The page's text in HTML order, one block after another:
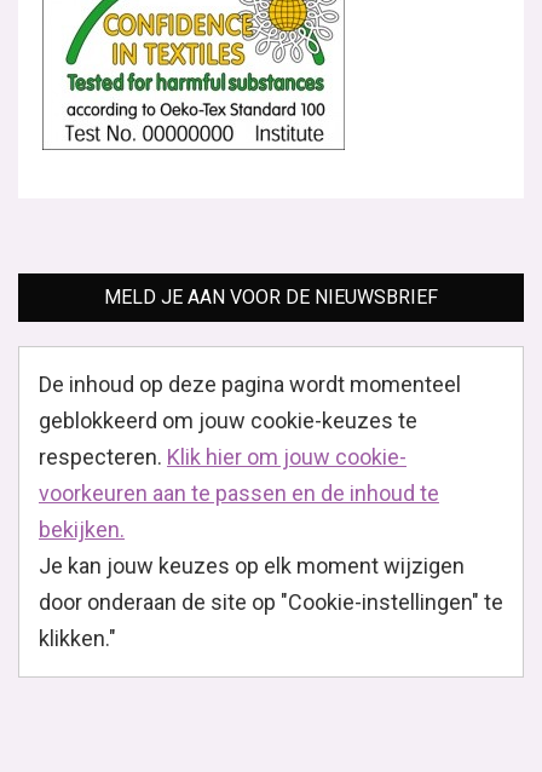
MELD JE AAN VOOR DE NIEUWSBRIEF
De inhoud op deze pagina wordt momenteel
geblokkeerd om jouw cookie-keuzes te
respecteren. Klik hier om jouw cookie-
voorkeuren aan te passen en de inhoud te
bekijken.
Je kan jouw keuzes op elk moment wijzigen
door onderaan de site op "Cookie-instellingen" te
klikken."